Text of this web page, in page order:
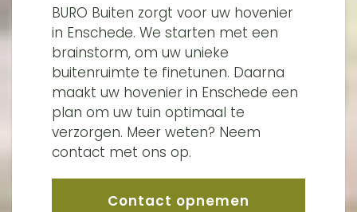
BURO Buiten zorgt voor uw hovenier
in Enschede. We starten met een
brainstorm, om uw unieke
buitenruimte te finetunen. Daarna
maakt uw hovenier in Enschede een
plan om uw tuin optimaal te
verzorgen. Meer weten? Neem
contact met ons op.
Contact opnemen